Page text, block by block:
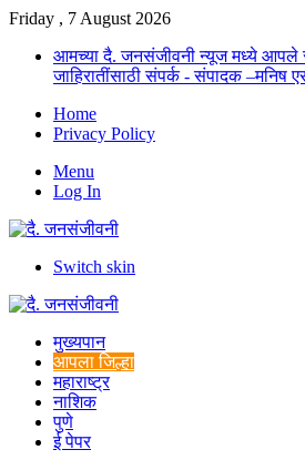
Friday , 7 August 2026
आमच्या दै. जनसंजीवनी न्यूज मध्ये आपले
जाहिरातींसाठी संपर्क - संपादक –मनिष
Home
Privacy Policy
Menu
Log In
Switch skin
मुख्यपान
आपला जिल्हा
महाराष्ट्र
नाशिक
पुणे
ई पेपर